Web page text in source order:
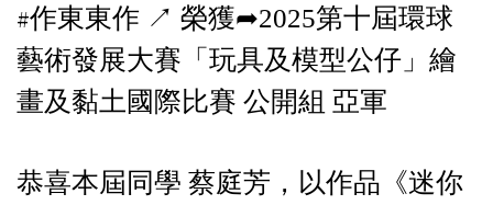
#作東東作 ↗︎ 榮獲➦2025第十屆環球
藝術發展大賽「玩具及模型公仔」繪
畫及黏土國際比賽 公開組 亞軍
恭喜本屆同學 蔡庭芳，以作品《迷你